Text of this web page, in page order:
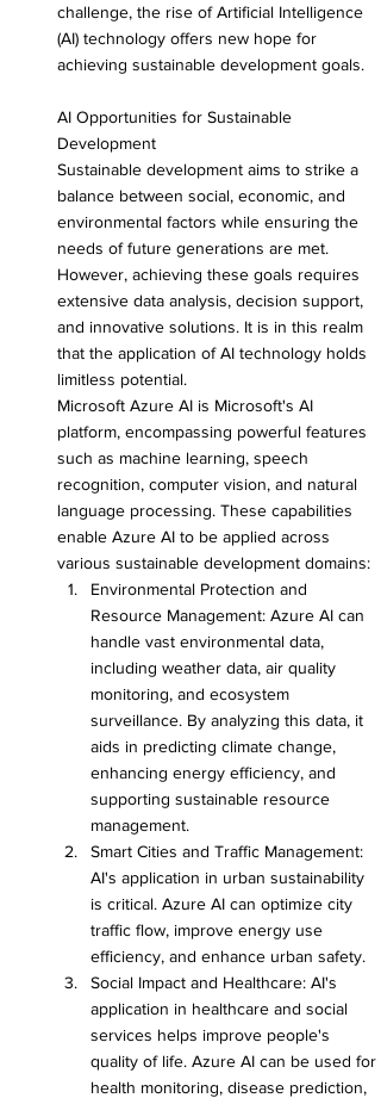
challenge, the rise of Artificial Intelligence
(AI) technology offers new hope for
achieving sustainable development goals.
AI Opportunities for Sustainable
Development
Sustainable development aims to strike a
balance between social, economic, and
environmental factors while ensuring the
needs of future generations are met.
However, achieving these goals requires
extensive data analysis, decision support,
and innovative solutions. It is in this realm
that the application of AI technology holds
limitless potential.
Microsoft Azure AI is Microsoft's AI
platform, encompassing powerful features
such as machine learning, speech
recognition, computer vision, and natural
language processing. These capabilities
enable Azure AI to be applied across
various sustainable development domains:
Environmental Protection and
Resource Management: Azure AI can
handle vast environmental data,
including weather data, air quality
monitoring, and ecosystem
surveillance. By analyzing this data, it
aids in predicting climate change,
enhancing energy efficiency, and
supporting sustainable resource
management.
Smart Cities and Traffic Management:
AI's application in urban sustainability
is critical. Azure AI can optimize city
traffic flow, improve energy use
efficiency, and enhance urban safety.
Social Impact and Healthcare: AI's
application in healthcare and social
services helps improve people's
quality of life. Azure AI can be used for
health monitoring, disease prediction,